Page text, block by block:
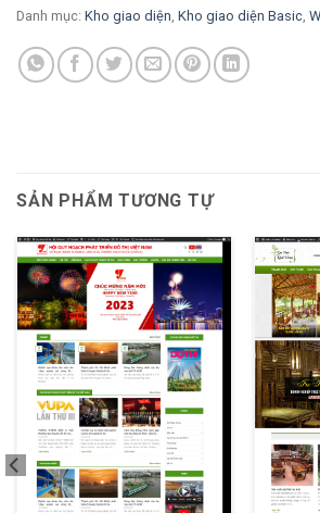
Danh mục: Kho giao diện Kho giao diện Basic
SẢN PHẨM TƯƠNG TỰ
XEM THỬ